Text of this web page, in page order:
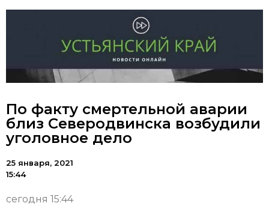
По факту смертельной аварии
близ Северодвинска возбудили
уголовное дело
25 января, 2021
15:44
сегодня 15:44